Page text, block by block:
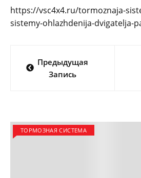
https://vsc4x4.ru/tormoznaja-
sistemy-ohlazhdenija-dvigatelja-
по
Предыдущая
Запись
ТОРМОЗНАЯ СИСТЕМА